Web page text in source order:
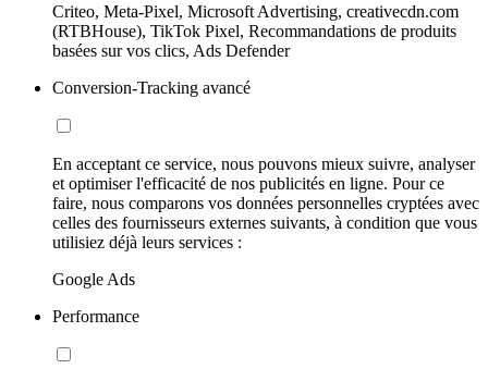
Criteo, Meta-Pixel, Microsoft Advertising, creativecdn.com
(RTBHouse), TikTok Pixel, Recommandations de produits
basées sur vos clics, Ads Defender
Conversion-Tracking avancé
En acceptant ce service, nous pouvons mieux suivre, analyser
et optimiser l'efficacité de nos publicités en ligne. Pour ce
faire, nous comparons vos données personnelles cryptées avec
celles des fournisseurs externes suivants, à condition que vous
utilisiez déjà leurs services :
Google Ads
Performance